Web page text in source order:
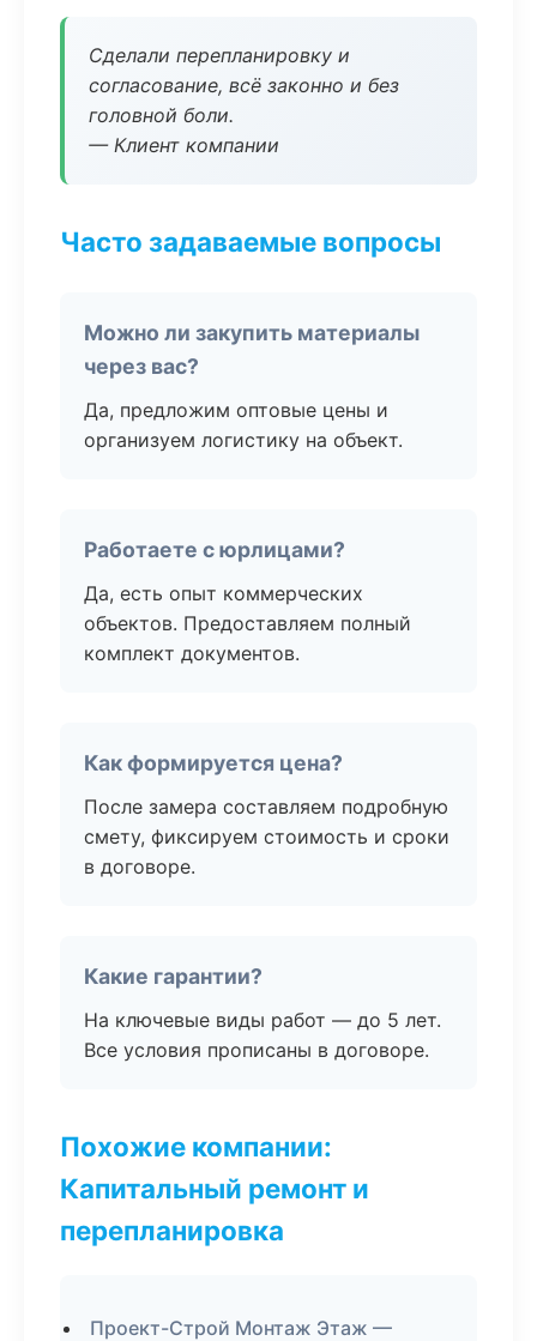
Сделали перепланировку и
согласование, всё законно и без
головной боли.
— Клиент компании
Часто задаваемые вопросы
Можно ли закупить материалы
через вас?
Да, предложим оптовые цены и
организуем логистику на объект.
Работаете с юрлицами?
Да, есть опыт коммерческих
объектов. Предоставляем полный
комплект документов.
Как формируется цена?
После замера составляем подробную
смету, фиксируем стоимость и сроки
в договоре.
Какие гарантии?
На ключевые виды работ — до 5 лет.
Все условия прописаны в договоре.
Похожие компании:
Капитальный ремонт и
перепланировка
Проект-Строй Монтаж Этаж —